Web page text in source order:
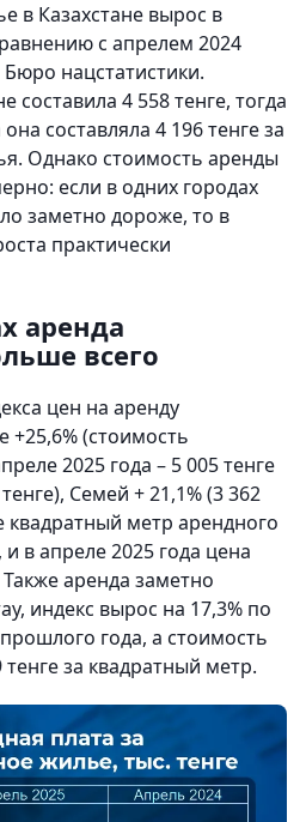
в Казахстане вырос в
с апрелем 2024
нацстатистики.
составила 4 558 тенге, тогда
составляла 4 196 тенге за
Однако стоимость аренды
если в одних городах
заметно дороже, то в
практически
аренда
всего
цен на аренду
+25,6% (стоимость
2025 года – 5 005 тенге
Семей + 21,1% (3 362
квадратный метр арендного
в апреле 2025 года цена
Также аренда заметно
индекс вырос на 17,3% по
года, а стоимость
за квадратный метр.